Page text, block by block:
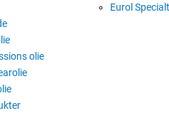
olie
Eurol
E901470